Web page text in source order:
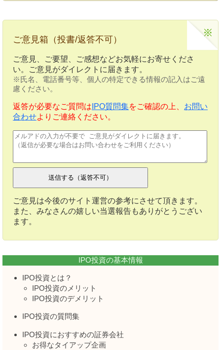
ご意見箱（投書/返答不可）
ご意見、ご要望、ご感想などお気軽にお寄せくださ
い。ご意見がダイレクトに届きます。
※氏名、電話番号等、個人の特定できる情報の記入はご遠
慮ください。
返答が必要なご質問は IPO質問集をご確認の上、 お問い
合わせよりご連絡ください。
ご意見は今後のサイト運営の参考にさせて頂きます。
また、みなさんの嬉しい当選報告もありがとうござい
ます。
IPO投資の基本情報
IPO投資とは？
IPO投資のメリット
IPO投資のデメリット
IPO投資の質問集
IPO投資におすすめの証券会社
お得なタイアップ企画